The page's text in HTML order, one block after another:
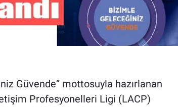
Güvende” mottosuyla hazırlanan
Profesyonelleri Ligi (LACP)